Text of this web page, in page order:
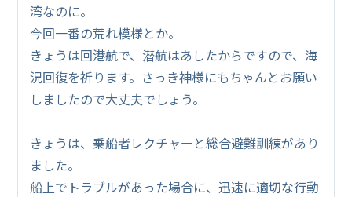
湾なのに。
今回一番の荒れ模様とか。
きょうは回港航で、潜航はあしたからですので、海
況回復を祈ります。さっき神様にもちゃんとお願い
しましたので大丈夫でしょう。
きょうは、乗船者レクチャーと総合避難訓練があり
ました。
船上でトラブルがあった場合に、迅速に適切な行動